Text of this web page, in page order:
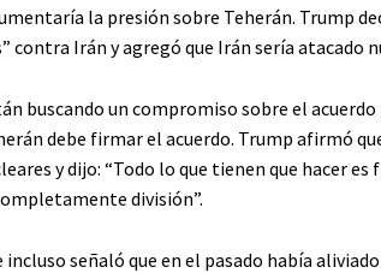
la presión sobre Teherán. Trump
contra Irán y agregó que Irán sería atacado
buscando un compromiso sobre el
debe firmar el acuerdo. Trump afirmó
y dijo: “Todo lo que tienen que hacer es
división”.
señaló que en el pasado había aliviado